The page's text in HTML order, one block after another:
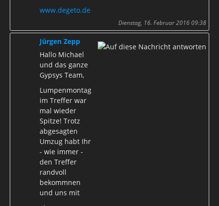
www.degeto.de
Dienstag, 16. Februar 2016 09:38
Jürgen Zepp
Hallo Michael
und das ganze
Gypsys Team,
Lumpenmontag
im Treffer war
mal wieder
Spitze! Trotz
abgesagten
Umzug habt Ihr
- wie immer -
den Treffer
randvoll
bekommnen
und uns mit